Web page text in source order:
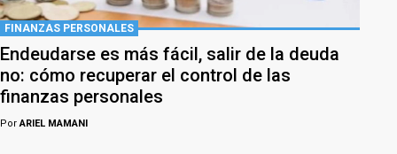
FINANZAS PERSONALES
Endeudarse es más fácil, salir de la deuda
no: cómo recuperar el control de las
finanzas personales
PorARIEL MAMANI